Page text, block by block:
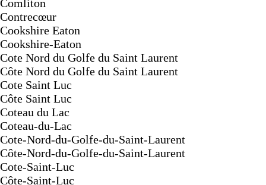
Comliton
Contrecœur
Cookshire Eaton
Cookshire-Eaton
Cote Nord du Golfe du Saint Laurent
Côte Nord du Golfe du Saint Laurent
Cote Saint Luc
Côte Saint Luc
Coteau du Lac
Coteau-du-Lac
Cote-Nord-du-Golfe-du-Saint-Laurent
Côte-Nord-du-Golfe-du-Saint-Laurent
Cote-Saint-Luc
Côte-Saint-Luc